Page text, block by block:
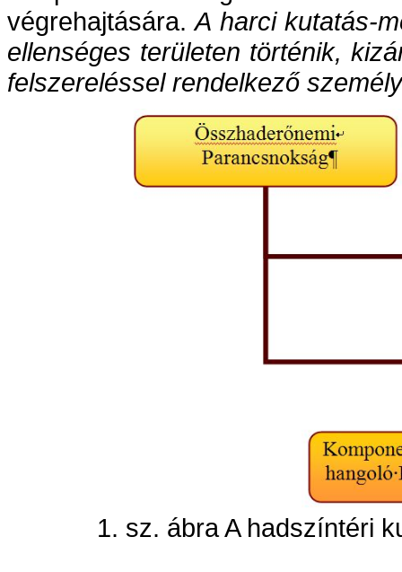
végrehajtására.A harci kutatás-
ellenséges területen történik,
felszereléssel rendelkező
1. sz. ábra A hadszíntéri